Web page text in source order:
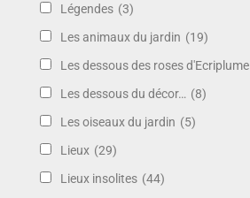
Légendes (3)
Les animaux du jardin (19)
Les dessous des roses d'Ecriplume
Les dessous du décor… (8)
Les oiseaux du jardin (5)
Lieux (29)
Lieux insolites (44)